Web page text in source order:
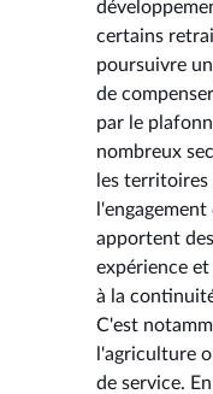
certains
poursuivre
de
par le
nombreux
les territoires
apportent
expérience
à la
C'est
l'agriculture
de service.